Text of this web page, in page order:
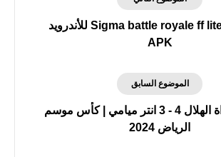
تنزيل لعبة Sigma battle royale ff lite للأندرويد
APK
الموضوع السابق
ملخص مباراة الهلال 4 - 3 انتر ميامي | كأس موسم
الرياض 2024